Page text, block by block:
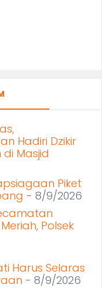
Hadiri Dzikir
Masjid
Piket
- 8/9/2026
Polsek
Harus Selaras
- 8/9/2026